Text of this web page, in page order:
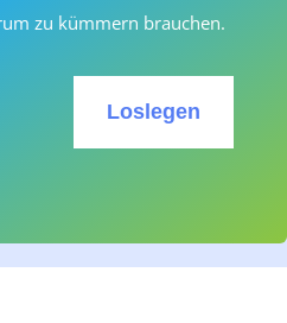
zu kümmern brauchen.
Loslegen